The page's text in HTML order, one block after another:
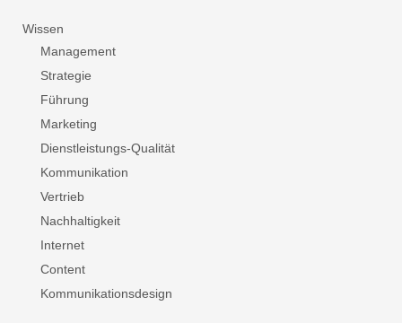
Wissen
Management
Strategie
Führung
Marketing
Dienstleistungs-Qualität
Kommunikation
Vertrieb
Nachhaltigkeit
Internet
Content
Kommunikationsdesign